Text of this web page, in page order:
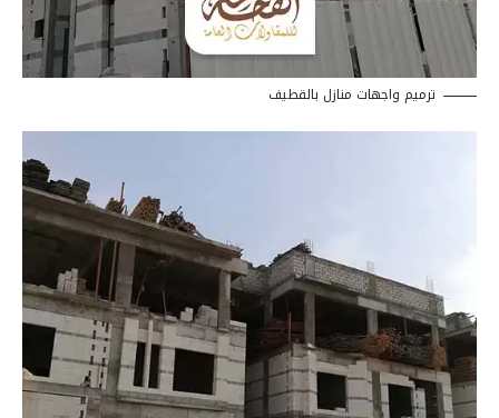
ترميم واجهات منازل بالقطيف